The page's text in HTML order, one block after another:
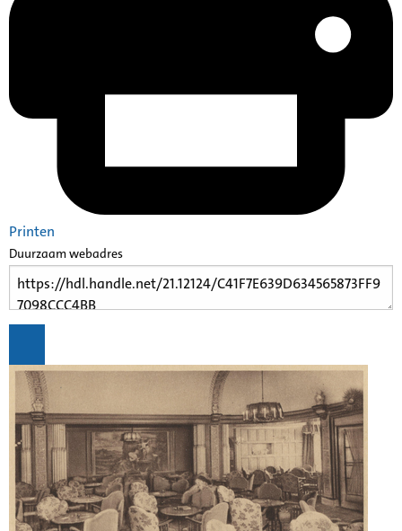
Printen
Duurzaam webadres